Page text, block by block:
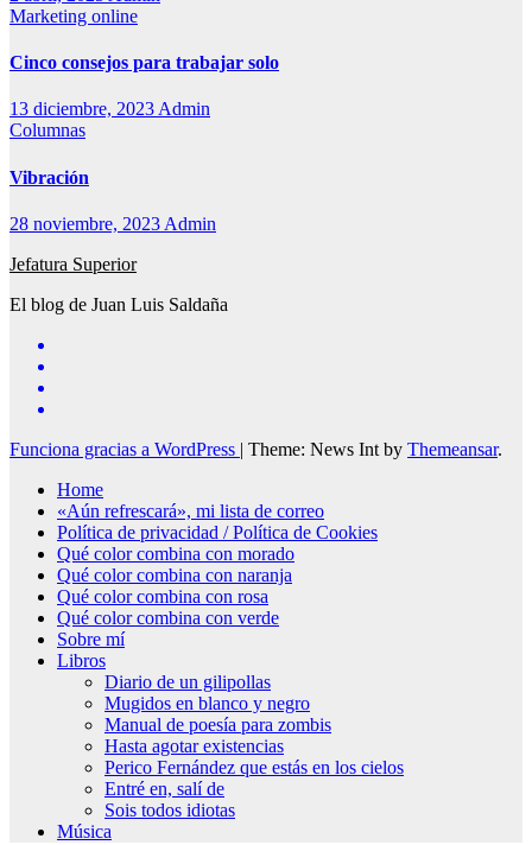
Marketing online
Cinco consejos para trabajar solo
13 diciembre, 2023Admin
Columnas
Vibración
28 noviembre, 2023 Admin
Jefatura Superior
El blog de Juan Luis Saldaña
Funciona gracias a WordPress | Theme: News Int by Themeansar.
Home
«Aún refrescará», mi lista de correo
Política de privacidad / Política de Cookies
Qué color combina con morado
Qué color combina con naranja
Qué color combina con rosa
Qué color combina con verde
Sobre mí
Libros
Diario de un gilipollas
Mugidos en blanco y negro
Manual de poesía para zombis
Hasta agotar existencias
Perico Fernández que estás en los cielos
Entré en, salí de
Sois todos idiotas
Música